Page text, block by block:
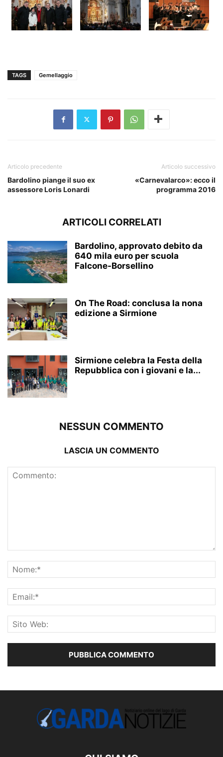
TAGS Gemellaggio
Articolo precedente
Bardolino piange il suo ex
assessore Loris Lonardi
Articolo successivo
«Carnevalarco»: ecco il
programma 2016
ARTICOLI CORRELATI
Bardolino, approvato debito da
640 mila euro per scuola
Falcone-Borsellino
On The Road: conclusa la nona
edizione a Sirmione
Sirmione celebra la Festa della
Repubblica con i giovani e la...
NESSUN COMMENTO
LASCIA UN COMMENTO